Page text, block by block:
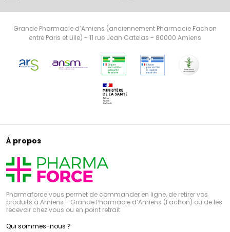
Grande Pharmacie d’Amiens (anciennement Pharmacie Fachon
entre Paris et Lille) - 11 rue Jean Catelas - 80000 Amiens
À propos
Pharmaforce vous permet de commander en ligne, de retirer vos
produits à Amiens - Grande Pharmacie d’Amiens (Fachon) ou de les
recevoir chez vous ou en point retrait
Qui sommes-nous ?